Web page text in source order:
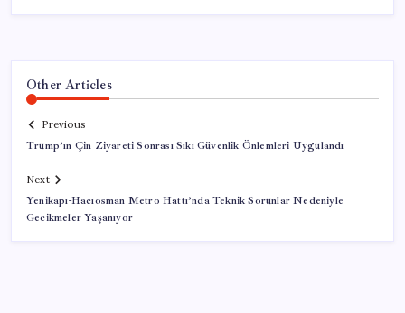
Other Articles
Previous
Trump’ın Çin Ziyareti Sonrası Sıkı Güvenlik Önlemleri Uygulandı
Next
Yenikapı-Hacıosman Metro Hattı’nda Teknik Sorunlar Nedeniyle
Gecikmeler Yaşanıyor